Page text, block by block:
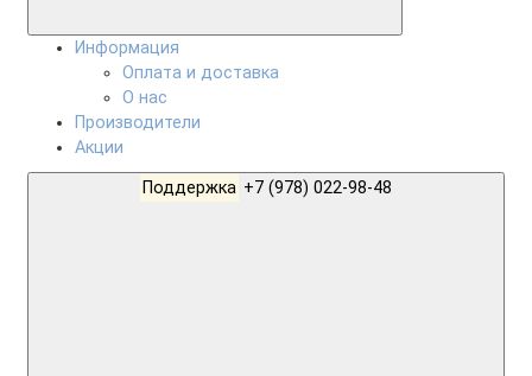
Информация
Оплата и доставка
О нас
Производители
Акции
Поддержка